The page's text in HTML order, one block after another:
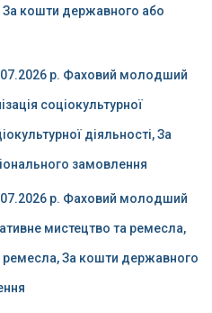
За кошти державного або
р. Фаховий молодший
соціокультурної
діяльності, За
замовлення
р. Фаховий молодший
мистецтво та ремесла,
За кошти державного